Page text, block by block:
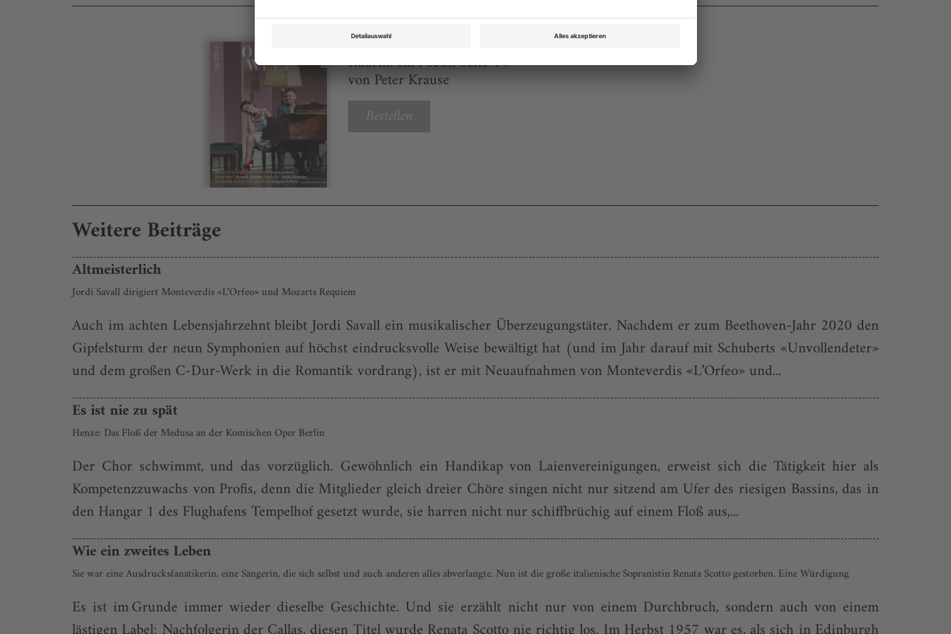
Opernwelt November 2023
Rubrik: Im Focus, Seite 14
von Peter Krause
Bestellen
Weitere Beiträge
Altmeisterlich
Jordi Savall dirigiert Monteverdis «L’Orfeo» und Mozarts Requiem
Auch im achten Lebensjahrzehnt bleibt Jordi Savall ein musikalischer Überzeugungstäter. Nachdem er zum Beethoven-Jahr 2020 den
Gipfelsturm der neun Symphonien auf höchst eindrucksvolle Weise bewältigt hat (und im Jahr darauf mit Schuberts «Unvollendeter»
und dem großen C-Dur-Werk in die Romantik vordrang), ist er mit Neuaufnahmen von Monteverdis «L’Orfeo» und...
Es ist nie zu spät
Henze: Das Floß der Medusa an der Komischen Oper Berlin
Der Chor schwimmt, und das vorzüglich. Gewöhnlich ein Handikap von Laienvereinigungen, erweist sich die Tätigkeit hier als
Kompetenzzuwachs von Profis, denn die Mitglieder gleich dreier Chöre singen nicht nur sitzend am Ufer des riesigen Bassins, das in
den Hangar 1 des Flughafens Tempelhof gesetzt wurde, sie harren nicht nur schiffbrüchig auf einem Floß aus,...
Wie ein zweites Leben
Sie war eine Ausdrucksfanatikerin, eine Sängerin, die sich selbst und auch anderen alles abverlangte. Nun ist die große italienische Sopranistin Renata Scotto gestorben. Eine Würdigung
Es ist im Grunde immer wieder dieselbe Geschichte. Und sie erzählt nicht nur von einem Durchbruch, sondern auch von einem